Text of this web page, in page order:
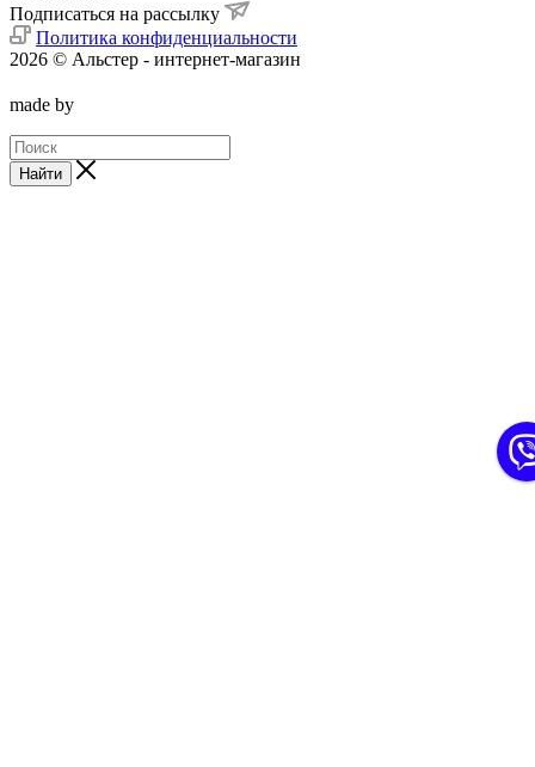
Подписаться на рассылку
Политика конфиденциальности
2026 © Альстер - интернет-магазин
made by
Найти